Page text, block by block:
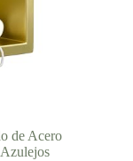
de Acero